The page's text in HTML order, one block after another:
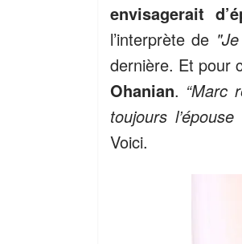
envisagerait
l’interprète de
dernière. Et pour
Ohanian. “Marc
toujours l’épouse
Voici.